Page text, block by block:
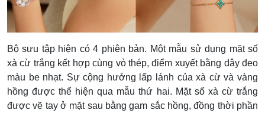
Bộ sưu tập hiện có 4 phiên bản. Một mẫu sử dụng mặt số
xà cừ trắng kết hợp cùng vỏ thép, điểm xuyết bằng dây đeo
màu be nhạt. Sự cộng hưởng lấp lánh của xà cừ và vàng
hồng được thể hiện qua mẫu thứ hai. Mặt số xà cừ trắng
được vẽ tay ở mặt sau bằng gam sắc hồng, đồng thời phần